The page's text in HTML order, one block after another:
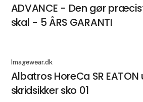
ADVANCE - Den gør
skal - 5 ÅRS GARANTI
Imagewear.dk
Albatros HoreCa SR EATON
skridsikker sko 01